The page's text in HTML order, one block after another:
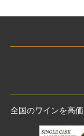
全国のワインを高価